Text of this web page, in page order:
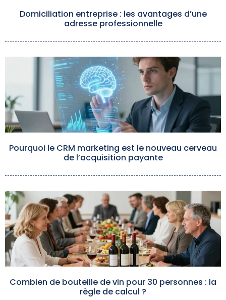
Domiciliation entreprise : les avantages d’une
adresse professionnelle
Pourquoi le CRM marketing est le nouveau cerveau
de l’acquisition payante
Combien de bouteille de vin pour 30 personnes : la
règle de calcul ?